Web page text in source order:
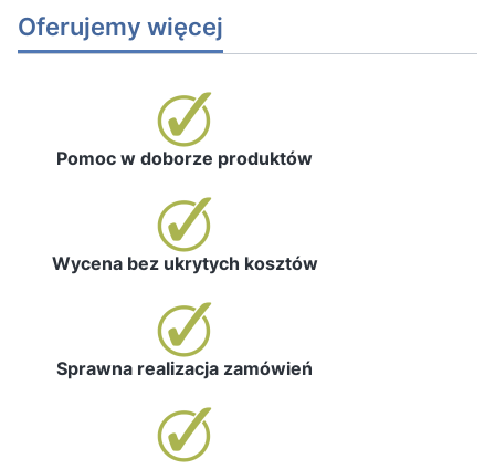
Oferujemy więcej
Pomoc w doborze produktów
Wycena bez ukrytych kosztów
Sprawna realizacja zamówień